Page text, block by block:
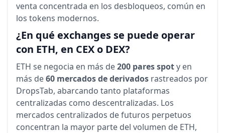
venta concentrada en los desbloqueos, común en
los tokens modernos.
¿En qué exchanges se puede operar
con ETH, en CEX o DEX?
ETH se negocia en más de200 pares spoty en
más de60 mercados de derivados rastreados por
DropsTab, abarcando tanto plataformas
centralizadas como descentralizadas. Los
mercados centralizados de futuros perpetuos
concentran la mayor parte del volumen de ETH,